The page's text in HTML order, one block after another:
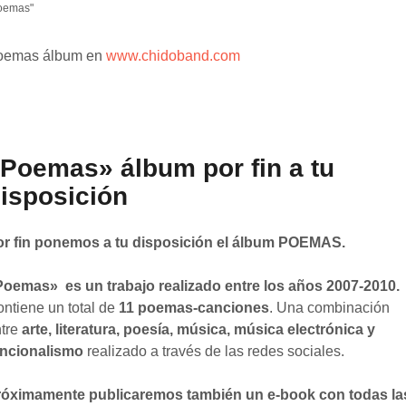
álbum en www.chidoband.com
álbum por fin a tu
fin ponemos a tu disposición el álbum POEMAS.
es un trabajo realizado entre los años 2007-2010.
un total de 11 poemas-canciones. Una combinación
arte, literatura, poesía, música, música electrónica y
realizado a través de las redes sociales.
publicaremos también un e-book con todas